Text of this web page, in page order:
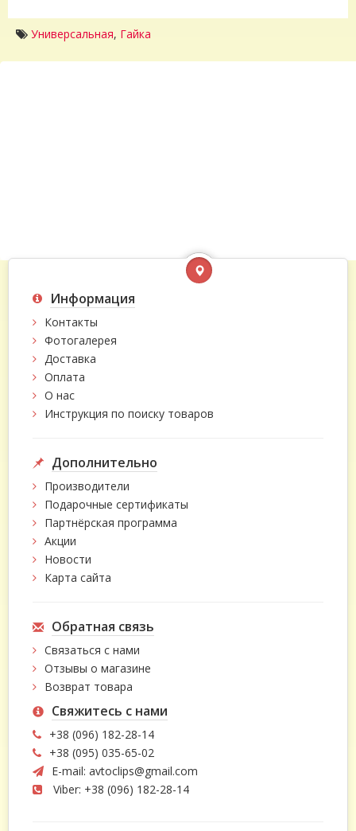
Универсальная, Гайка
Информация
Контакты
Фотогалерея
Доставка
Оплата
О нас
Инструкция по поиску товаров
Дополнительно
Производители
Подарочные сертификаты
Партнёрская программа
Акции
Новости
Карта сайта
Обратная связь
Связаться с нами
Отзывы о магазине
Возврат товара
Свяжитесь с нами
+38 (096) 182-28-14
+38 (095) 035-65-02
E-mail: avtoclips@gmail.com
Viber: +38 (096) 182-28-14